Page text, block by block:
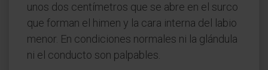
unos dos centímetros que se abre en el surco
que forman el himen y la cara interna del labio
menor. En condiciones normales ni la glándula
ni el conducto son palpables.